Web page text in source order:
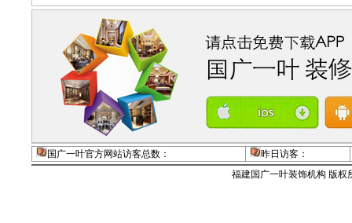
国广一叶官方网站访客总数：
昨日访客：
福建国广一叶装饰机构 版权